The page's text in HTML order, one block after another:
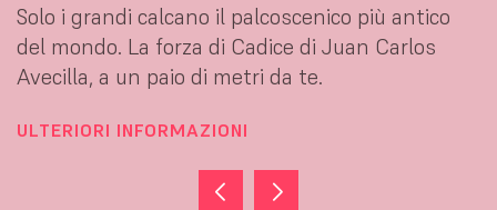
Ha attraversato un oceano per imparare a
ballare il flamenco. Oggi lo balla con un'eleganza
che non si insegna.
ULTERIORI INFORMAZIONI